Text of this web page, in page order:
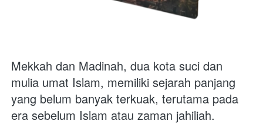
Mekkah dan Madinah, dua kota suci dan
mulia umat Islam, memiliki sejarah panjang
yang belum banyak terkuak, terutama pada
era sebelum Islam atau zaman jahiliah.